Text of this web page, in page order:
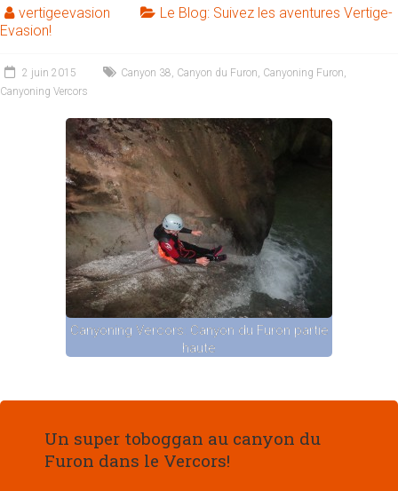
vertigeevasion
Le Blog: Suivez les aventures Vertige-
Evasion!
2 juin 2015 Canyon 38, Canyon du Furon, Canyoning Furon,
Canyoning Vercors
Canyoning Vercors: Canyon du Furon partie
haute
Un super toboggan au canyon du
Furon dans le Vercors!